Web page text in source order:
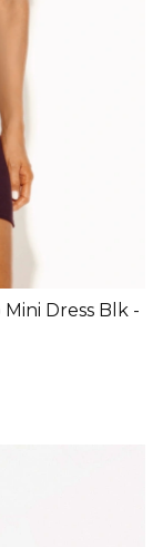
Dress Blk -